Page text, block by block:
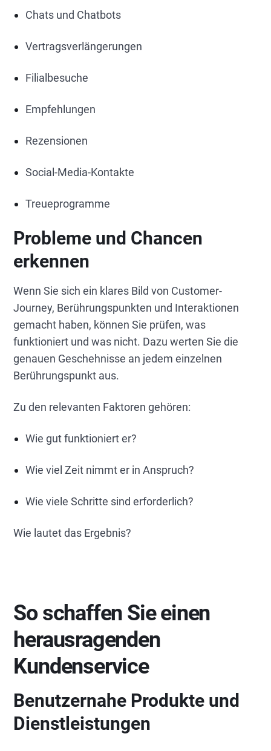
Chats und Chatbots
Vertragsverlängerungen
Filialbesuche
Empfehlungen
Rezensionen
Social-Media-Kontakte
Treueprogramme
Probleme und Chancen
erkennen
Wenn Sie sich ein klares Bild von Customer-
Journey, Berührungspunkten und Interaktionen
gemacht haben, können Sie prüfen, was
funktioniert und was nicht. Dazu werten Sie die
genauen Geschehnisse an jedem einzelnen
Berührungspunkt aus.
Zu den relevanten Faktoren gehören:
Wie gut funktioniert er?
Wie viel Zeit nimmt er in Anspruch?
Wie viele Schritte sind erforderlich?
Wie lautet das Ergebnis?
So schaffen Sie einen
herausragenden
Kundenservice
Benutzernahe Produkte und
Dienstleistungen